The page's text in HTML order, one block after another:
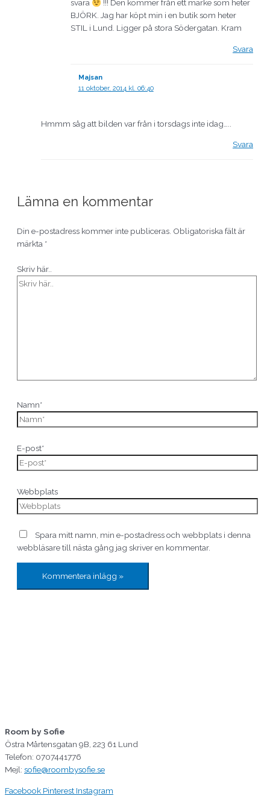
svara
!!! Den kommer från ett märke som heter
BJÖRK. Jag har köpt min i en butik som heter
STIL i Lund. Ligger på stora Södergatan. Kram
Svara
Majsan
11 oktober, 2014 kl. 06:40
Hmmm såg att bilden var från i torsdags inte idag…..
Svara
Lämna en kommentar
Din e-postadress kommer inte publiceras. Obligatoriska fält är
märkta *
Skriv här..
Namn*
E-post*
Webbplats
Spara mitt namn, min e-postadress och webbplats i denna
webbläsare till nästa gång jag skriver en kommentar.
Room by Sofie
Östra Mårtensgatan 9B, 223 61 Lund
Telefon: 0707441776
Mejl: sofie@roombysofie.se
Facebook Pinterest Instagram